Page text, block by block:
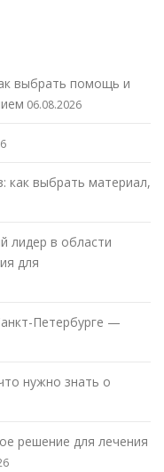
выбрать помощь и
06.08.2026
как выбрать материал,
лидер в области
для
Петербурге —
нужно знать о
решение для лечения